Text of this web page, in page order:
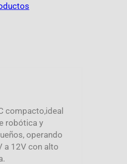
compacto,ideal
robótica y
operando
a 12V con alto